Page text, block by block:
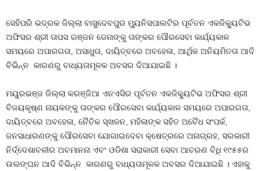
ସେହିପରି ଭଦ୍ରକ ଜିଲ୍ଲା ବାସୁଦେବପୁର ମ୍ୟୁନିସପାଲଟିର ପୂର୍ବତନ ଏକଜିକ୍ୟୁଟିଭ
ଅଫିସର ଶ୍ରୀ ତାପସ ରଞ୍ଜନ ଜେନାଙ୍କୁ ତାଙ୍କର ପୌରସେବା କାର୍ଯ୍ୟକାଳ
ସମୟରେ ଅପାରଗତା, ଅସାଧୁତା, ଦାୟିତ୍ବରେ ଅବହେଳା, ଆର୍ଥିକ ଅନିୟମିତତା ଆଦି
ବିଭିନ୍ନ କାରଣରୁ ବାଧ୍ୟତାମୂଳକ ଅବସର ଦିଆଯାଇଛି ।
ମୟୁରଭଞ୍ଜ ଜିଲ୍ଲା କରଞ୍ଜିଆ ଏନଏସିର ପୂର୍ବତନ ଏକଜିକ୍ୟୁଟିଭ ଅଫିସର ଶ୍ରୀ
ବିଜୟକୃଷ୍ଣ ନାୟକଙ୍କୁ ତାଙ୍କର ପୌରସେବା କାର୍ଯ୍ୟକାଳ ସମୟରେ ଅପାରଗତା,
ଦାୟିତ୍ବରେ ଅବହେଳା, ନୈତିକ ସ୍ଖଳନ, ମହିଳାଙ୍କ ସହିତ ଅବୈଧ ସଂପର୍କ,
ଜନସାଧାରଣଙ୍କୁ ପୌରସେବା ଯୋଗାଇଦେବା କ୍ଷେତ୍ରରେ ଅନାଗ୍ରହ, ସରକାରୀ
ନିର୍ଦ୍ଦେଶାବଳୀର ଅବମାନନା ଏବଂ ଓଡିଶା ସରାକାରୀ ସେବା ଆଚରଣ ବିଧି ୧୯୫୫ର
ଉଲଙ୍ଘନ ଆଦି ବିଭିନ୍ନ କାରଣରୁ ବାଧ୍ୟତାମୂଳକ ଅବସର ଦିଆଯାଇଛି । ଏହାକୁ